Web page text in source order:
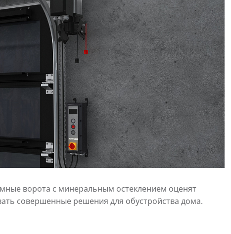
ворота с минеральным остеклением оценят
совершенные решения для обустройства дома.